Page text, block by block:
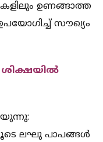
ഉണങ്ങാത്ത
സൗഖ്യം
ശിക്ഷയിൽ
ലഘു പാപങ്ങൾ